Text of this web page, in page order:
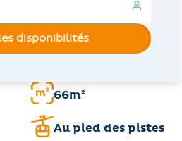
66m²
Au pied des pistes
disponibilités